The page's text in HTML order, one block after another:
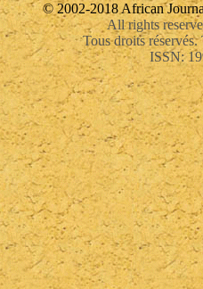
© 2002-2018 African
All rights
Tous droits
ISSN: